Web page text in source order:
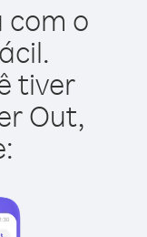
com o
tiver
Out,